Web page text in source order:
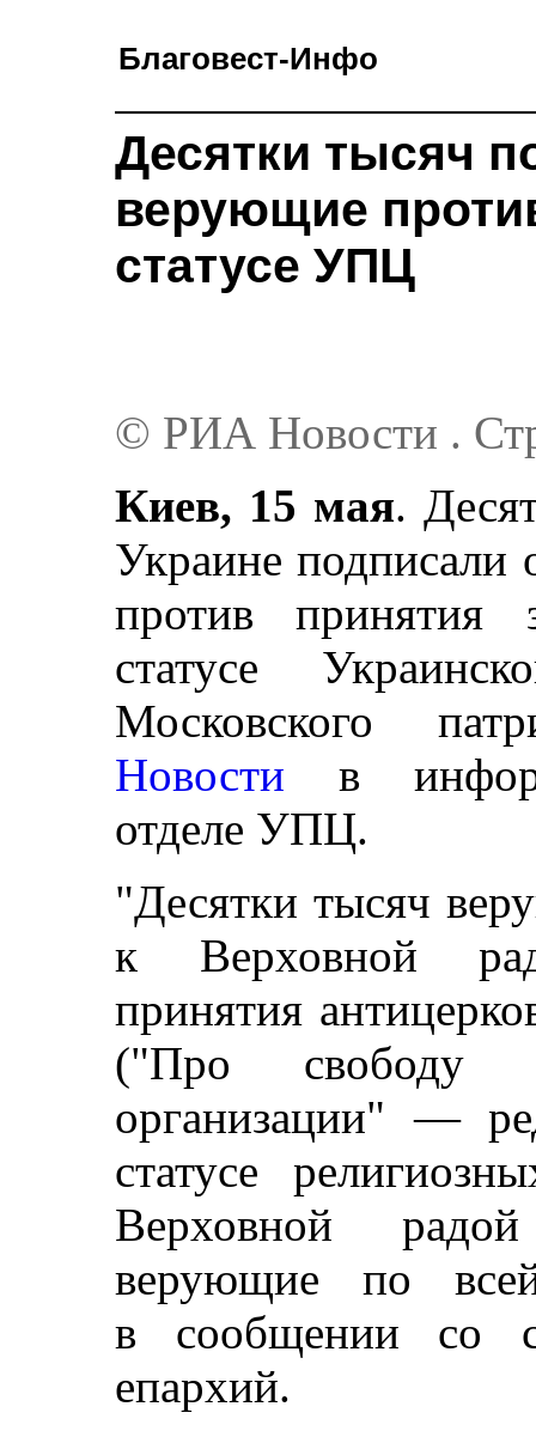
Благовест-Инфо
Десятки тысяч
верующие
статусе УПЦ
© РИА Новости .
Киев, 15 мая.
Украине подписали
против принятия
статусе
Московского
Новости в
отделе УПЦ.
"Десятки тысяч
к Верховной
принятия
("Про свободу
организации" —
статусе
Верховной
верующие по
в сообщении со
епархий.